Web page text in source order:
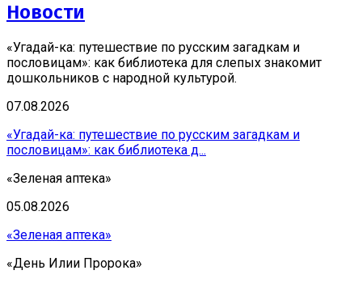
Новости
«Угадай-ка: путешествие по русским загадкам и
пословицам»: как библиотека для слепых знакомит
дошкольников с народной культурой.
07.08.2026
«Угадай-ка: путешествие по русским загадкам и
пословицам»: как библиотека д...
«Зеленая аптека»
05.08.2026
«Зеленая аптека»
«День Илии Пророка»